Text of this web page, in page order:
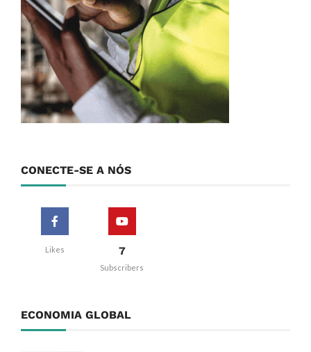
CONECTE-SE A NÓS
Likes 7
Subscribers
ECONOMIA GLOBAL